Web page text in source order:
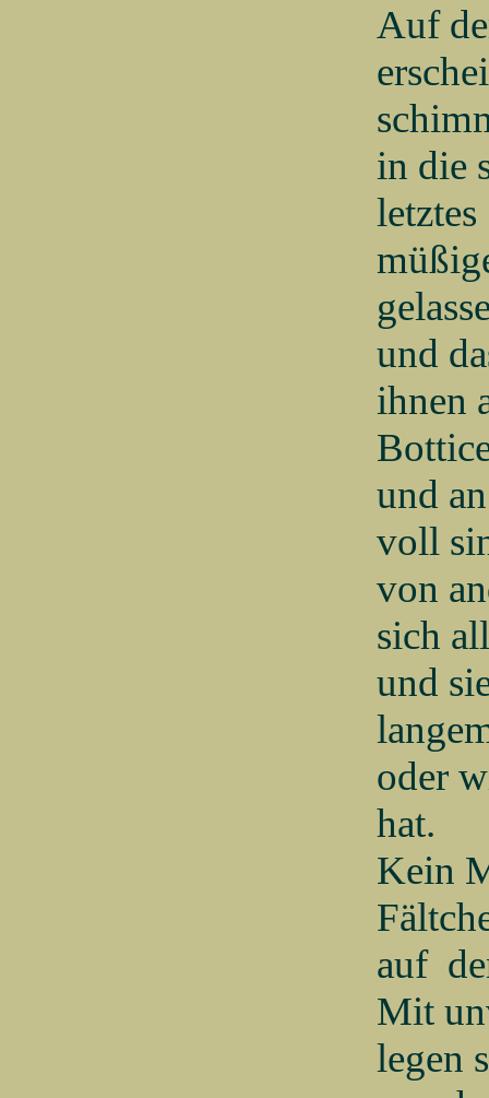
Auf
in die
letztes
und
ihnen
und
voll
von
sich
und
oder
hat.
Kein
auf
Mit
legen